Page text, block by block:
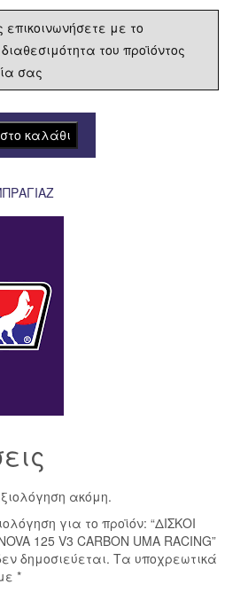
με το
του προϊόντος
σας
καλάθι
ακόμη.
για το προϊόν: “ΔΙΣΚΟΙ
125 V3 CARBON UMA RACING”
δημοσιεύεται. Τα υποχρεωτικά
*